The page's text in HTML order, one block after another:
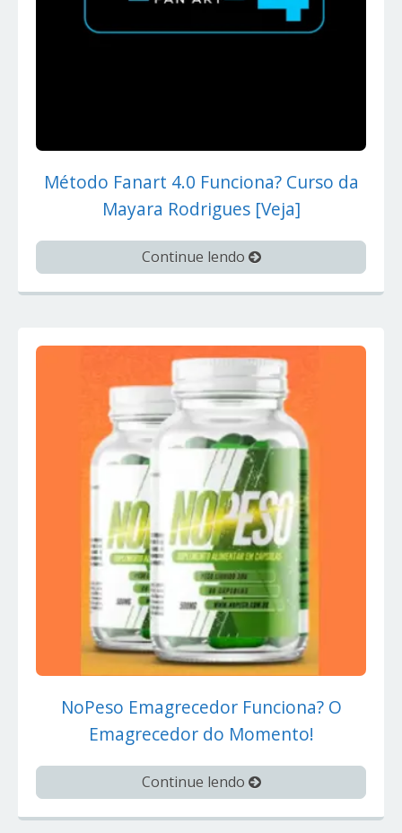
Método Fanart 4.0 Funciona? Curso da
Mayara Rodrigues [Veja]
Continue lendo
NoPeso Emagrecedor Funciona? O
Emagrecedor do Momento!
Continue lendo